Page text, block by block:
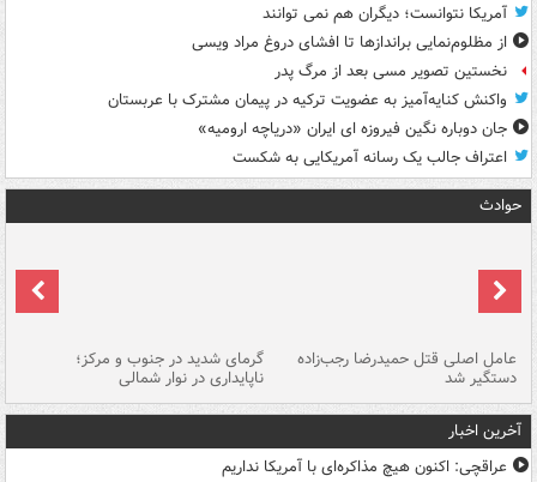
آمریکا نتوانست؛ دیگران هم نمی توانند
از مظلوم‌نمایی براندازها تا افشای دروغ مراد ویسی
نخستین تصویر مسی بعد از مرگ پدر
واکنش کنایه‌آمیز به عضویت ترکیه در پیمان مشترک با عربستان
جان دوباره نگین فیروزه ای ایران «دریاچه ارومیه»
اعتراف جالب یک رسانه آمریکایی به شکست
حوادث
عامل اصلی قتل حمیدرضا رجب‌زاده
دستگیر شد
گرمای شدید در جنوب و مرکز؛
ناپایداری در نوار شمالی
آخرین اخبار
عراقچی: اکنون هیچ مذاکره‌ای با آمریکا نداریم